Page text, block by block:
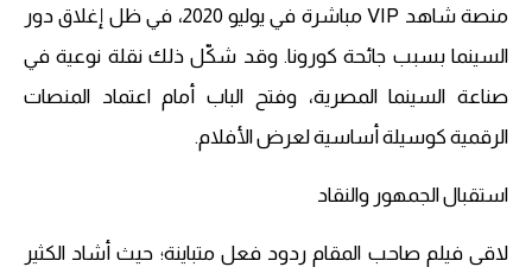
منصة شاهد VIP مباشرة في يوليو 2020، في ظل إغلاق دور
السينما بسبب جائحة كورونا. وقد شكّل ذلك نقلة نوعية في
صناعة السينما المصرية، وفتح الباب أمام اعتماد المنصات
الرقمية كوسيلة أساسية لعرض الأفلام.
استقبال الجمهور والنقاد
لاقى فيلم صاحب المقام ردود فعل متباينة؛ حيث أشاد الكثير